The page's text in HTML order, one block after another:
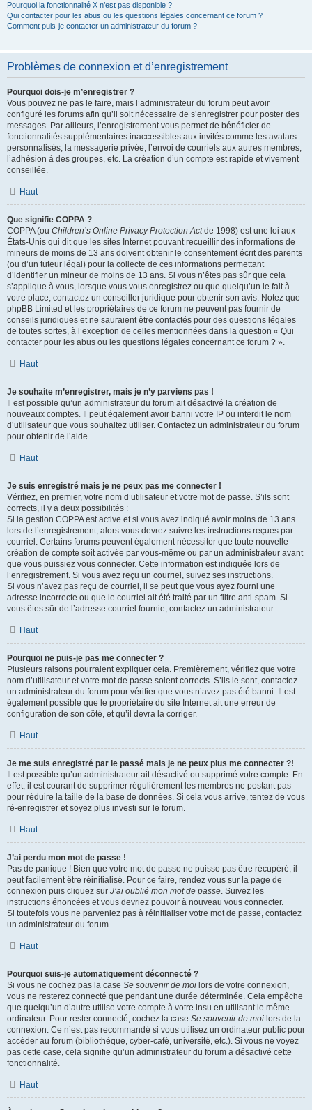
Pourquoi la fonctionnalité X n’est pas disponible ?
Qui contacter pour les abus ou les questions légales concernant ce forum ?
Comment puis-je contacter un administrateur du forum ?
Problèmes de connexion et d’enregistrement
Pourquoi dois-je m’enregistrer ?
Vous pouvez ne pas le faire, mais l’administrateur du forum peut avoir
configuré les forums afin qu’il soit nécessaire de s’enregistrer pour poster des
messages. Par ailleurs, l’enregistrement vous permet de bénéficier de
fonctionnalités supplémentaires inaccessibles aux invités comme les avatars
personnalisés, la messagerie privée, l’envoi de courriels aux autres membres,
l’adhésion à des groupes, etc. La création d’un compte est rapide et vivement
conseillée.
Haut
Que signifie COPPA ?
COPPA (ou Children’s Online Privacy Protection Actde 1998) est une loi aux
États-Unis qui dit que les sites Internet pouvant recueillir des informations de
mineurs de moins de 13 ans doivent obtenir le consentement écrit des parents
(ou d’un tuteur légal) pour la collecte de ces informations permettant
d’identifier un mineur de moins de 13 ans. Si vous n’êtes pas sûr que cela
s’applique à vous, lorsque vous vous enregistrez ou que quelqu’un le fait à
votre place, contactez un conseiller juridique pour obtenir son avis. Notez que
phpBB Limited et les propriétaires de ce forum ne peuvent pas fournir de
conseils juridiques et ne sauraient être contactés pour des questions légales
de toutes sortes, à l’exception de celles mentionnées dans la question « Qui
contacter pour les abus ou les questions légales concernant ce forum ? ».
Haut
Je souhaite m’enregistrer, mais je n’y parviens pas !
Il est possible qu’un administrateur du forum ait désactivé la création de
nouveaux comptes. Il peut également avoir banni votre IP ou interdit le nom
d’utilisateur que vous souhaitez utiliser. Contactez un administrateur du forum
pour obtenir de l’aide.
Haut
Je suis enregistré mais je ne peux pas me connecter !
Vérifiez, en premier, votre nom d’utilisateur et votre mot de passe. S’ils sont
corrects, il y a deux possibilités :
Si la gestion COPPA est active et si vous avez indiqué avoir moins de 13 ans
lors de l’enregistrement, alors vous devrez suivre les instructions reçues par
courriel. Certains forums peuvent également nécessiter que toute nouvelle
création de compte soit activée par vous-même ou par un administrateur avant
que vous puissiez vous connecter. Cette information est indiquée lors de
l’enregistrement. Si vous avez reçu un courriel, suivez ses instructions.
Si vous n’avez pas reçu de courriel, il se peut que vous ayez fourni une
adresse incorrecte ou que le courriel ait été traité par un filtre anti-spam. Si
vous êtes sûr de l’adresse courriel fournie, contactez un administrateur.
Haut
Pourquoi ne puis-je pas me connecter ?
Plusieurs raisons pourraient expliquer cela. Premièrement, vérifiez que votre
nom d’utilisateur et votre mot de passe soient corrects. S’ils le sont, contactez
un administrateur du forum pour vérifier que vous n’avez pas été banni. Il est
également possible que le propriétaire du site Internet ait une erreur de
configuration de son côté, et qu’il devra la corriger.
Haut
Je me suis enregistré par le passé mais je ne peux plus me connecter ?!
Il est possible qu’un administrateur ait désactivé ou supprimé votre compte. En
effet, il est courant de supprimer régulièrement les membres ne postant pas
pour réduire la taille de la base de données. Si cela vous arrive, tentez de vous
ré-enregistrer et soyez plus investi sur le forum.
Haut
J’ai perdu mon mot de passe !
Pas de panique ! Bien que votre mot de passe ne puisse pas être récupéré, il
peut facilement être réinitialisé. Pour ce faire, rendez vous sur la page de
connexion puis cliquez sur J’ai oublié mon mot de passe. Suivez les
instructions énoncées et vous devriez pouvoir à nouveau vous connecter.
Si toutefois vous ne parveniez pas à réinitialiser votre mot de passe, contactez
un administrateur du forum.
Haut
Pourquoi suis-je automatiquement déconnecté ?
Si vous ne cochez pas la case Se souvenir de moi lors de votre connexion,
vous ne resterez connecté que pendant une durée déterminée. Cela empêche
que quelqu’un d’autre utilise votre compte à votre insu en utilisant le même
ordinateur. Pour rester connecté, cochez la case Se souvenir de moi lors de la
connexion. Ce n’est pas recommandé si vous utilisez un ordinateur public pour
accéder au forum (bibliothèque, cyber-café, université, etc.). Si vous ne voyez
pas cette case, cela signifie qu’un administrateur du forum a désactivé cette
fonctionnalité.
Haut